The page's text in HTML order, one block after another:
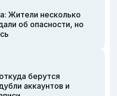
Жители несколько
об опасности, но
берутся
аккаунтов и